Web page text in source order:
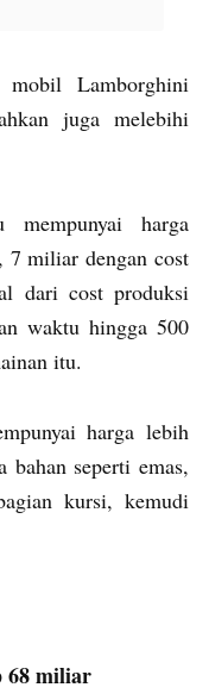
Lamborghini
juga melebihi
harga
7 miliar dengan cost
dari cost produksi
waktu hingga 500
itu.
harga lebih
seperti emas,
kursi, kemudi
68 miliar